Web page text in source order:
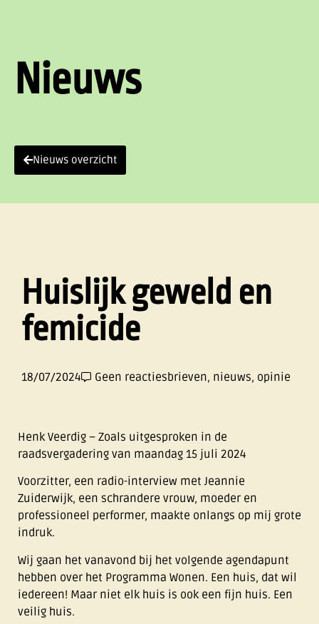
Nieuws
Nieuws overzicht
Huislijk geweld en
femicide
18/07/2024 Geen reactiesbrieven, nieuws, opinie
Henk Veerdig – Zoals uitgesproken in de
raadsvergadering van maandag 15 juli 2024
Voorzitter, een radio-interview met Jeannie
Zuiderwijk, een schrandere vrouw, moeder en
professioneel performer, maakte onlangs op mij grote
indruk.
Wij gaan het vanavond bij het volgende agendapunt
hebben over het Programma Wonen. Een huis, dat wil
iedereen! Maar niet elk huis is ook een fijn huis. Een
veilig huis.